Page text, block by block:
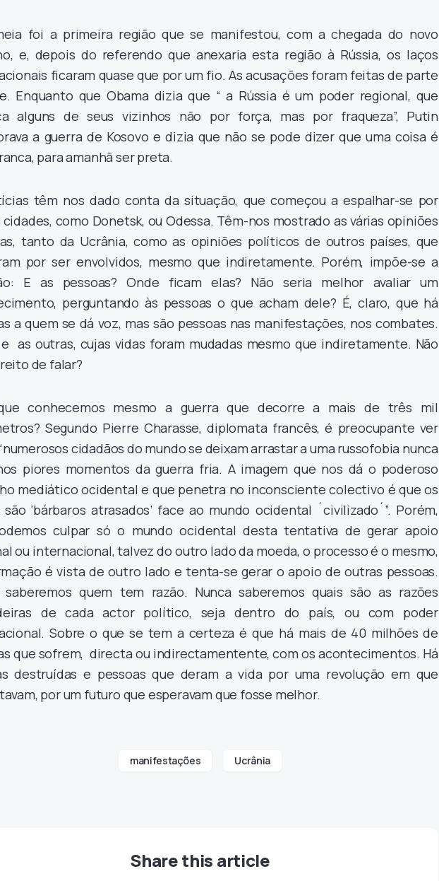
foi a primeira região que se manifestou, com a chegada do novo
e, depois do referendo que anexaria esta região à Rússia, os laços
ficaram quase que por um fio. As acusações foram feitas de parte
Enquanto que Obama dizia que “ a Rússia é um poder regional, que
alguns de seus vizinhos não por força, mas por fraqueza”, Putin
a guerra de Kosovo e dizia que não se pode dizer que uma coisa é
para amanhã ser preta.
têm nos dado conta da situação, que começou a espalhar-se por
como Donetsk, ou Odessa. Têm-nos mostrado as várias opiniões
tanto da Ucrânia, como as opiniões políticos de outros países, que
por ser envolvidos, mesmo que indiretamente. Porém, impõe-se a
E as pessoas? Onde ficam elas? Não seria melhor avaliar um
perguntando às pessoas o que acham dele? É, claro, que há
a quem se dá voz, mas são pessoas nas manifestações, nos combates.
as outras, cujas vidas foram mudadas mesmo que indiretamente. Não
de falar?
conhecemos mesmo a guerra que decorre a mais de três mil
Segundo Pierre Charasse, diplomata francês, é preocupante ver
cidadãos do mundo se deixam arrastar a uma russofobia nunca
piores momentos da guerra fria. A imagem que nos dá o poderoso
mediático ocidental e que penetra no inconsciente colectivo é que os
são ‘bárbaros atrasados’ face ao mundo ocidental ´civilizado´”. Porém,
culpar só o mundo ocidental desta tentativa de gerar apoio
ou internacional, talvez do outro lado da moeda, o processo é o mesmo,
é vista de outro lado e tenta-se gerar o apoio de outras pessoas.
saberemos quem tem razão. Nunca saberemos quais são as razões
de cada actor político, seja dentro do país, ou com poder
Sobre o que se tem a certeza é que há mais de 40 milhões de
que sofrem, directa ou indirectamentente, com os acontecimentos. Há
destruídas e pessoas que deram a vida por uma revolução em que
por um futuro que esperavam que fosse melhor.
manifestações Ucrânia
Share this article